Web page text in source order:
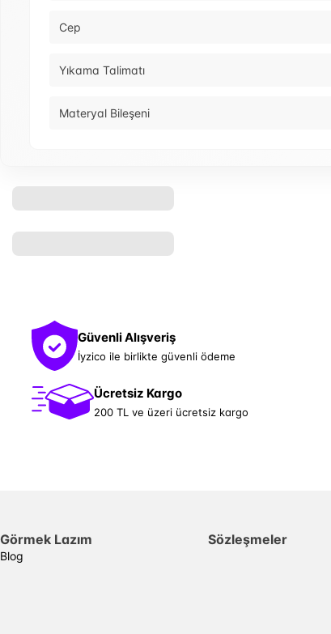
Cep
Yıkama Talimatı
Materyal Bileşeni
Güvenli Alışveriş
İyzico ile birlikte güvenli ödeme
Ücretsiz Kargo
200 TL ve üzeri ücretsiz kargo
Görmek Lazım
Blog
Sözleşmeler